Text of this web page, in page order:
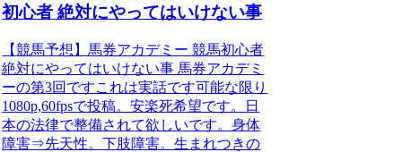
初心者 絶対にやってはいけない事
【競馬予想】馬券アカデミー 競馬初心者
絶対にやってはいけない事 馬券アカデミ
ーの第3回ですこれは実話です可能な限り
1080p,60fpsで投稿。安楽死希望です。日
本の法律で整備されて欲しいです。身体
障害⇒先天性。下肢障害。生まれつきの